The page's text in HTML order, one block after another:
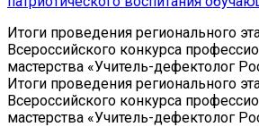
Итоги проведения регионального
Всероссийского конкурса
мастерства «Учитель-дефектолог
Итоги проведения регионального
Всероссийского конкурса
мастерства «Учитель-дефектолог